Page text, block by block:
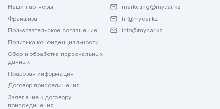
Наши партнеры
Франшиза
Пользовательское соглашение
Политика конфиденциальности
Сбор и обработка персональных
данных
Правовая информация
Договор присоединения
Заявление к договору
присоединения
marketing@mycar.kz
hr@mycar.kz
info@mycar.kz